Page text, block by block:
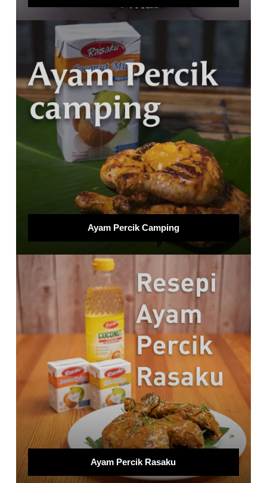
Ayam Percik Camping
Ayam Percik Rasaku